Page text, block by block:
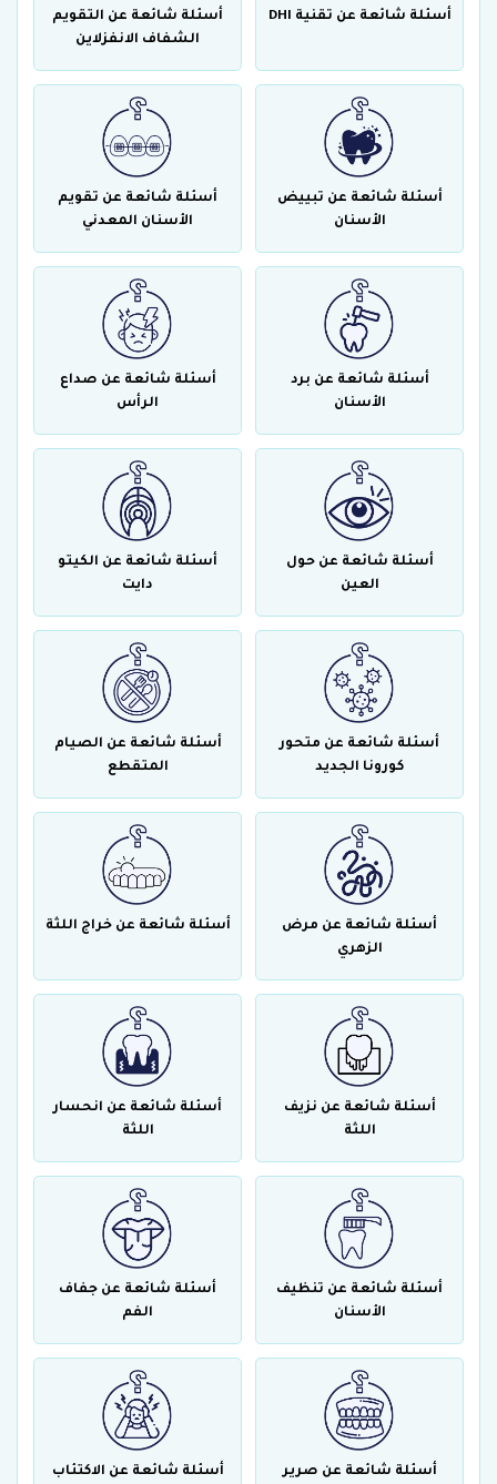
أسئلة شائعة عن تقنية DHI
أسئلة شائعة عن التقويم
الشفاف الانفزلاين
أسئلة شائعة عن تبييض
الأسنان
أسئلة شائعة عن تقويم
الأسنان المعدني
أسئلة شائعة عن برد
الأسنان
أسئلة شائعة عن صداع
الرأس
أسئلة شائعة عن حول
العين
أسئلة شائعة عن الكيتو
دايت
أسئلة شائعة عن متحور
كورونا الجديد
أسئلة شائعة عن الصيام
المتقطع
أسئلة شائعة عن مرض
الزهري
أسئلة شائعة عن خراج اللثة
أسئلة شائعة عن نزيف
اللثة
أسئلة شائعة عن انحسار
اللثة
أسئلة شائعة عن تنظيف
الأسنان
أسئلة شائعة عن جفاف
الفم
أسئلة شائعة عن صرير
أسئلة شائعة عن الاكتئاب